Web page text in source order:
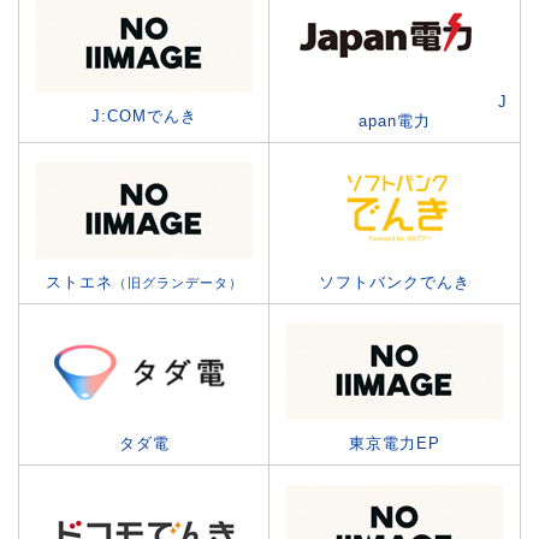
J:COMでんき
J
apan電力
ストエネ （旧グランデータ） ソフトバンクでんき
タダ電 東京電力EP